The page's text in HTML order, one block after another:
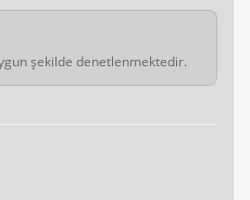
şekilde denetlenmektedir.